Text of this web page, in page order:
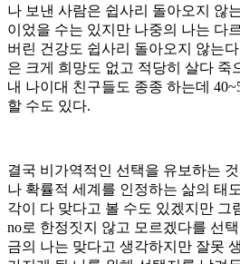
나 보낸 사람은 쉽사리 돌아오지 않
이었을 수는 있지만 나중의 나는 다
버린 건강도 쉽사리 돌아오지 않는
은 크게 희망도 없고 적당히 살다 죽
내 나이대 친구들도 종종 하는데
할 수도 있다.
결국 비가역적인 선택을 유보하는
나 확률적 세계를 인정하는 삶의 태
각이 다 맞다고 볼 수도 있겠지만 그
no로 한정짓지 않고 모르겠다를 선
금의 나는 맞다고 생각하지만 잘못